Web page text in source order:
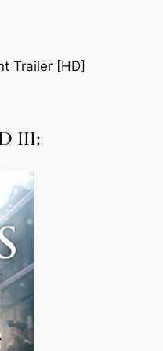
Trailer [HD]
III: